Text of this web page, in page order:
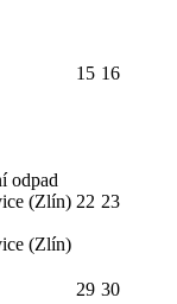
15 16
odpad
(Zlín)
(Zlín)
22 23
29 30